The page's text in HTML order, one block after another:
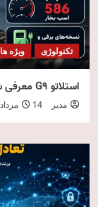
تکنولوژی ویژه ها
استلاتو G9 معرفی شد | شاسی‌بلند لوکس هواوی با برد ۱۳۶۶ کیلومتر
مدیر 14 مرداد 1405